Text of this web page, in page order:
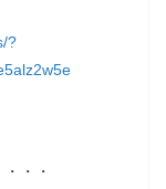
?
・・・